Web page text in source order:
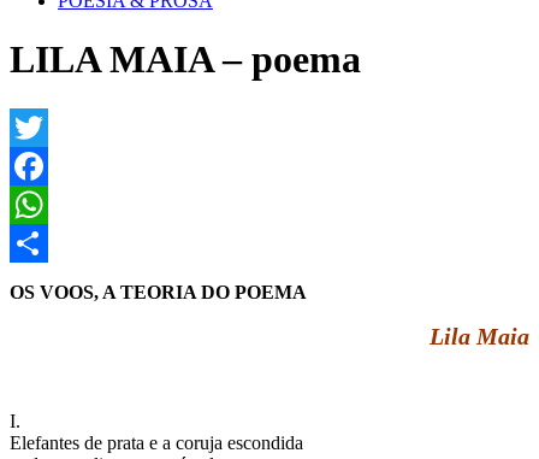
LILA MAIA – poema
Twitter
Facebook
WhatsApp
Share
OS VOOS, A TEORIA DO POEMA
Lila Maia
I.
Elefantes de prata e a coruja escondida